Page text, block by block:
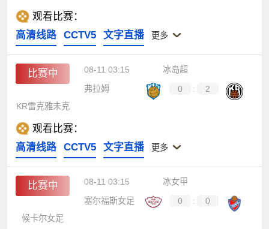
观看比赛：
高清线路
CCTV5 文字直播 更多
比赛中 08-11 03:15
冰岛超
弗拉姆
0 :
2
KR雷克雅未克
观看比赛：
高清线路
CCTV5 文字直播 更多
比赛中 08-11 03:15
冰女甲
塞尔福斯女足
0 :
0
候卡尔女足